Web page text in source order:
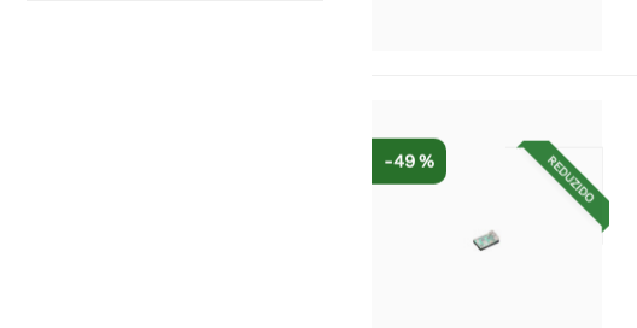
REDUZIDO
-49 %